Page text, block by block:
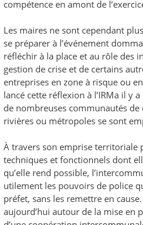
compétence en amont de
Les maires ne sont cependant
se préparer à l’événement
réfléchir à la place et au rôle des
gestion de crise et de certains
entreprises en zone à risque ou
lancé cette réflexion à l’IRMa il y
de nombreuses communautés
rivières ou métropoles se sont
À travers son emprise territoriale
techniques et fonctionnels dont
qu’elle rend possible,
utilement les pouvoirs de police
préfet, sans les remettre en
aujourd’hui autour de la mise en